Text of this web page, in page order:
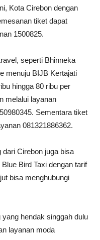
Kota Cirebon dengan
tiket dapat
1500825.
seperti Bhinneka
menuju BIJB Kertajati
hingga 80 ribu per
melalui layanan
Sementara tiket
081321886362.
Cirebon juga bisa
Bird Taxi dengan tarif
bisa menghubungi
hendak singgah dulu
layanan moda